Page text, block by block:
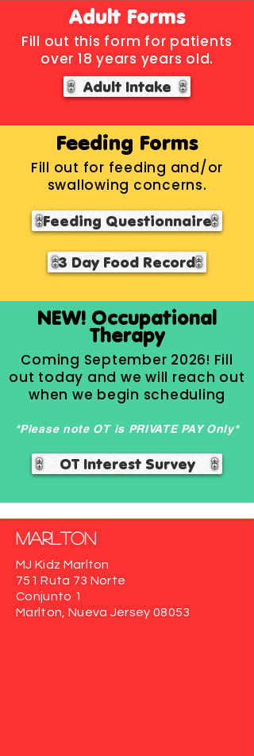
Adult Forms
Fill out this form for patients
over 18 years years old.
Adult Intake
Feeding Forms
Fill out for feeding and/or
swallowing concerns.
Feeding Questionnaire
3 Day Food Record
NEW! Occupational
Therapy
Coming September 2026! Fill
out today and we will reach out
when we begin scheduling
*Please note OT is PRIVATE PAY Only*
OT Interest Survey
Marlton
MJ Kidz Marlton
751 Ruta 73 Norte
Conjunto 1
Marlton, Nueva Jersey 08053